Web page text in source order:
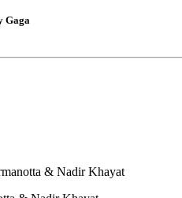
Gaga
& Nadir Khayat